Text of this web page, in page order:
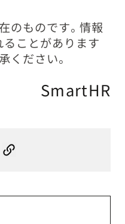
のものです。情報
ことがあります
ください。
SmartHR